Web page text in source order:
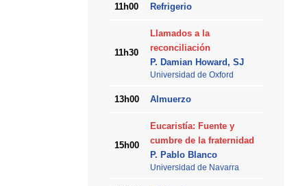
11h00 Refrigerio
11h30
Llamados a la
reconciliación
P. Damian Howard, SJ
Universidad de Oxford
13h00 Almuerzo
15h00
Eucaristía: Fuente y
cumbre de la fraternidad
P. Pablo Blanco
Universidad de Navarra